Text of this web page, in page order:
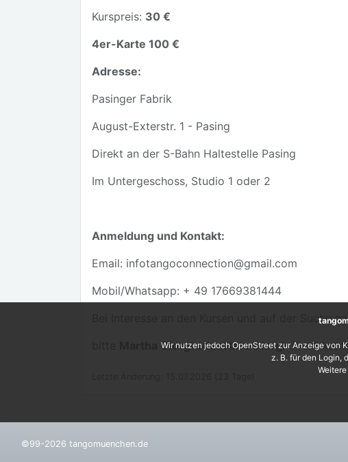
Kurspreis: 30 €
4er-Karte 100 €
Adresse:
Pasinger Fabrik
August-Exterstr. 1 - Pasing
Direkt an der S-Bahn Haltestelle Pasing
Im Untergeschoss, Studio 1 oder 2
Anmeldung und Kontakt:
Email: infotangoconnection@gmail.com
Mobil/Whatsapp: + 49 17669381444
Bei Interesse an den Kursen und auf der Suche
Martha Giorgi oder Natu Giorgidirekt
©99-2026 tangomuenchen.de
Wir nutzen jedoch OpenStreet zur Anzeige von
z. B. für den Login,